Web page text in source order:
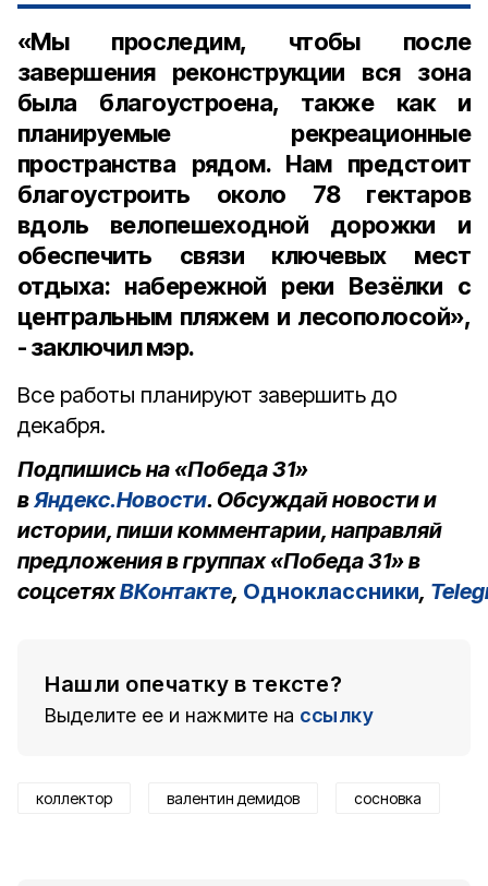
«Мы проследим, чтобы после
завершения реконструкции вся зона
была благоустроена, также как и
планируемые рекреационные
пространства рядом. Нам предстоит
благоустроить около 78 гектаров
вдоль велопешеходной дорожки и
обеспечить связи ключевых мест
отдыха: набережной реки Везёлки с
центральным пляжем и лесополосой»,
- заключил мэр.
Все работы планируют завершить до
декабря.
Подпишись на «Победа 31»
вЯндекс.Новости. Обсуждай новости и
истории, пиши комментарии, направляй
предложения в группах «Победа 31» в
соцсетяхВКонтакте, Одноклассники,
Нашли опечатку в тексте?
Выделите ее и нажмите на ссылку
коллектор валентин демидов сосновка